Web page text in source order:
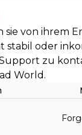
von ihrem
stabil oder
zu
World.